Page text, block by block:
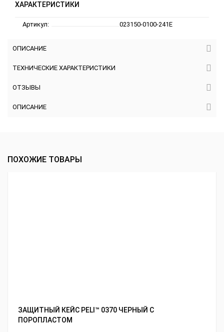
ХАРАКТЕРИСТИКИ
Артикул: 023150-0100-241E
ОПИСАНИЕ
ТЕХНИЧЕСКИЕ ХАРАКТЕРИСТИКИ
ОТЗЫВЫ
ОПИСАНИЕ
ПОХОЖИЕ ТОВАРЫ
ЗАЩИТНЫЙ КЕЙС PELI™ 0370 ЧЕРНЫЙ С
ПОРОПЛАСТОМ